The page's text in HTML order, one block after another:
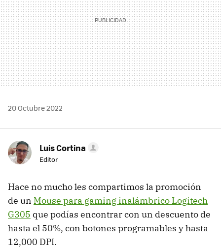
20 Octubre 2022
Luis Cortina
Editor
Hace no mucho les compartimos la promoción
de un Mouse para gaming inalámbrico Logitech
G305 que podías encontrar con un descuento de
hasta el 50%, con botones programables y hasta
12,000 DPI.